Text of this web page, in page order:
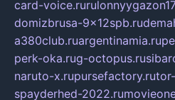
card-voice.ru
domizbrusa-9x12spb.ru
a380club.ruargentinamia.ru
perk-oka.rug-octopus.ru
naruto-x.rupursefactory.ru
spayderhed-2022.ru